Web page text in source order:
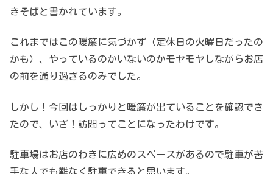
きそばと書かれています。
これまではこの暖簾に気づかず（定休日の火曜日だったの
かも）、やっているのかいないのかモヤモヤしながらお店
の前を通り過ぎるのみでした。
しかし！今回はしっかりと暖簾が出ていることを確認でき
たので、いざ！訪問ってことになったわけです。
駐車場はお店のわきに広めのスペースがあるので駐車が苦
手な人でも難なく駐車できると思います。